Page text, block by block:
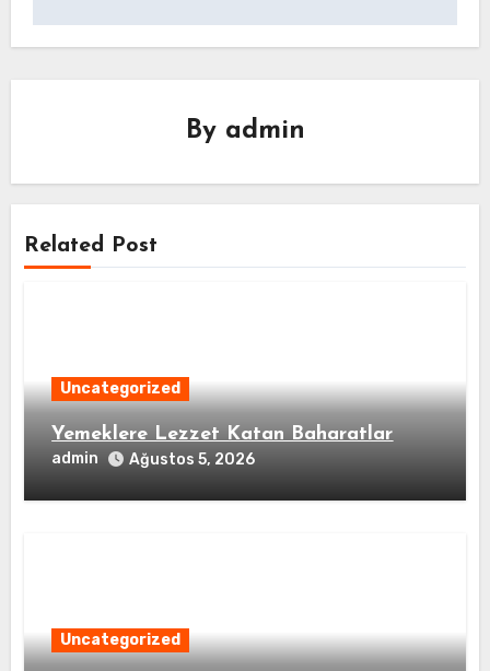
By admin
Related Post
Uncategorized
Yemeklere Lezzet Katan Baharatlar
admin Ağustos 5, 2026
Uncategorized